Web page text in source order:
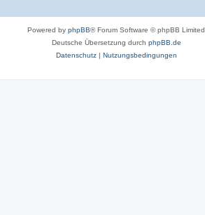
Powered by phpBB® Forum Software © phpBB Limited
Deutsche Übersetzung durch phpBB.de
Datenschutz| Nutzungsbedingungen